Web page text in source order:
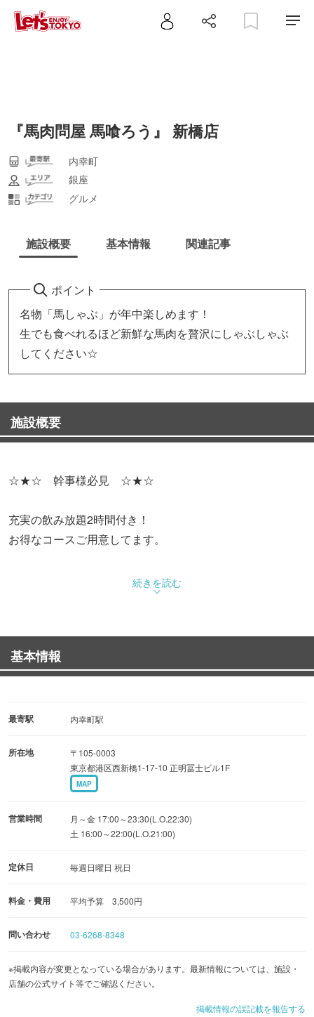
『馬肉問屋 馬喰ろう』 新橋店
内幸町
銀座
グルメ
施設概要 基本情報 関連記事
ポイント
名物「馬しゃぶ」が年中楽しめます！
生でも食べれるほど新鮮な馬肉を贅沢にしゃぶしゃぶ
してください☆
施設概要
☆★☆ 幹事様必見 ☆★☆
充実の飲み放題2時間付き！
お得なコースご用意してます。
【梅】（お料理7品と飲み放題2時間）4,000円
【松】（お料理10品と飲み放題2時間）5,000円
続きを読む
基本情報
最寄駅 内幸町駅
所在地
〒105-0003
東京都港区西新橋1-17-10 正明冨士ビル1F
MAP
営業時間
月～金 17:00～23:30(L.O.22:30)
土 16:00～22:00(L.O.21:00)
定休日 毎週日曜日 祝日
料金・費用 平均予算 3,500円
問い合わせ 03-6268-8348
※掲載内容が変更となっている場合があります。最新情報については、施設・
店舗の公式サイト等でご確認ください。
掲載情報の誤記載を報告する